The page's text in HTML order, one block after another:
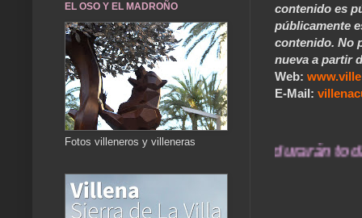
contenido es
públicamente
contenido. No
nueva a partir
Web:
E-Mail:
Nuestros recuerdos de ayer durarán toda una
EL OSO Y EL MADROÑO
Fotos villeneros y villeneras